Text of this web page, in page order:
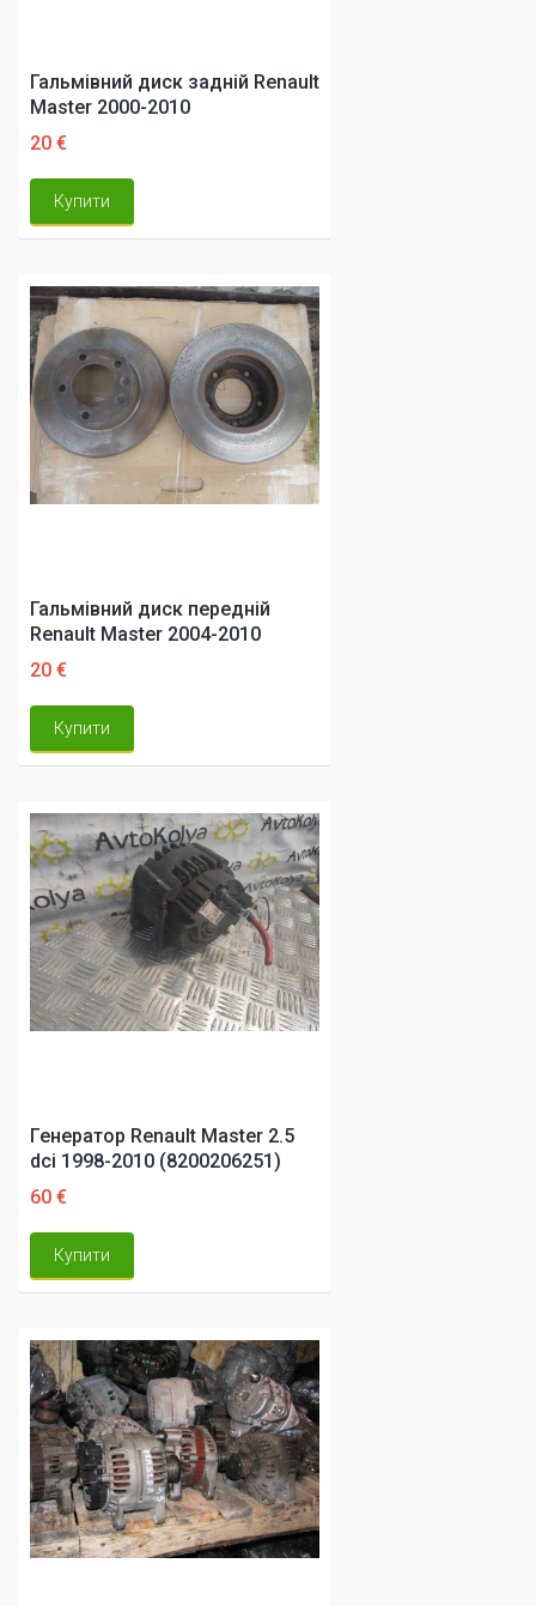
Гальмівний диск задній Renault
Master 2000-2010
20 €
Купити
Гальмівний диск передній
Renault Master 2004-2010
20 €
Купити
Генератор Renault Master 2.5
dci 1998-2010 (8200206251)
60 €
Купити